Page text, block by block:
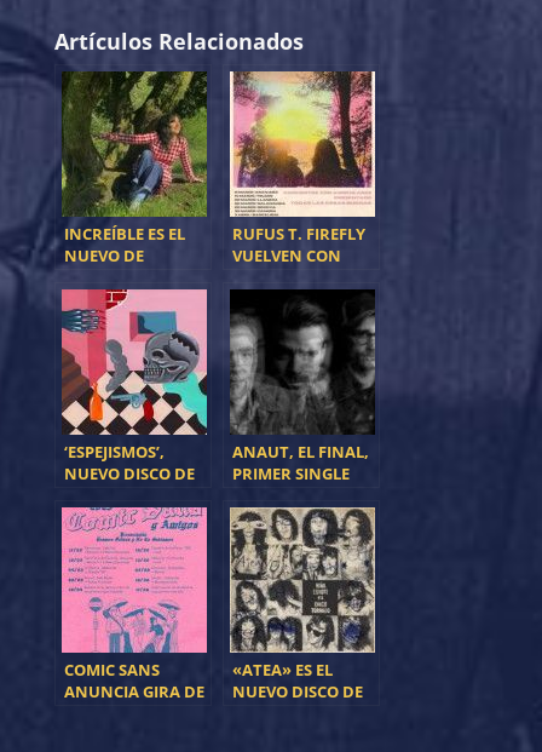
Artículos Relacionados
INCREÍBLE ES EL
NUEVO DE
RUFUS T. FIREFLY
VUELVEN CON
ÚNICOS PARA
PRESENTAR SU
NUEVO DISCO
‘ESPEJISMOS’,
NUEVO DISCO DE
ANAUT, EL FINAL,
PRIMER SINGLE
COMIC SANS
ANUNCIA GIRA DE
«ATEA» ES EL
NUEVO DISCO DE